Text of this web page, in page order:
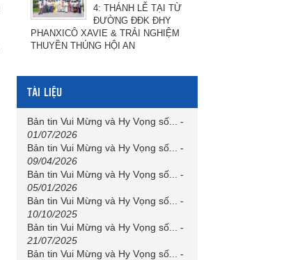
4: THÁNH LỄ TẠI TỪ
ĐƯỜNG ĐĐK ĐHY
PHANXICÔ XAVIE & TRẢI NGHIỆM
THUYỀN THÚNG HỘI AN
TÀI LIỆU
Bản tin Vui Mừng và Hy Vọng số...
-
01/07/2026
Bản tin Vui Mừng và Hy Vọng số...
-
09/04/2026
Bản tin Vui Mừng và Hy Vọng số...
-
05/01/2026
Bản tin Vui Mừng và Hy Vọng số...
-
10/10/2025
Bản tin Vui Mừng và Hy Vọng số...
-
21/07/2025
Bản tin Vui Mừng và Hy Vọng số...
-